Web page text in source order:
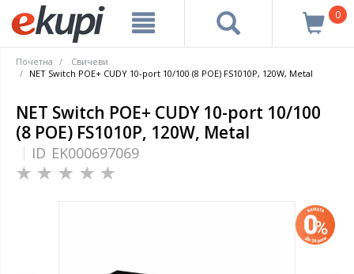
0
Почетна
Свичеви
NET Switch POE+ CUDY 10-port 10/100 (8 POE) FS1010P, 120W, Metal
NET Switch POE+ CUDY 10-port 10/100
(8 POE) FS1010P, 120W, Metal
ID EK000697069